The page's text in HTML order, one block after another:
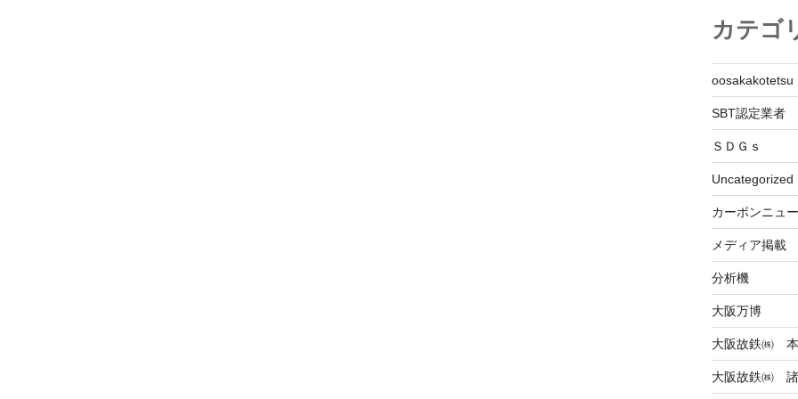
カテゴ
oosakakotetsu
SBT認定業者
ＳＤＧｓ
Uncategorized
カーボンニュ
メディア掲載
分析機
大阪万博
大阪故鉄㈱
大阪故鉄㈱